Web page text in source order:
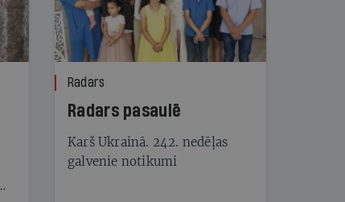
Radars
Radars pasaulē
Karš Ukrainā. 242. nedēļas
galvenie notikumi